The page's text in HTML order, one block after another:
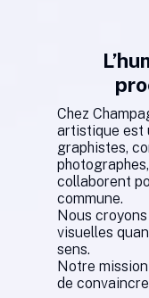
Chez
artistique est
graphistes,
collaborent
commune.
Nous
visuelles
sens.
Notre
de